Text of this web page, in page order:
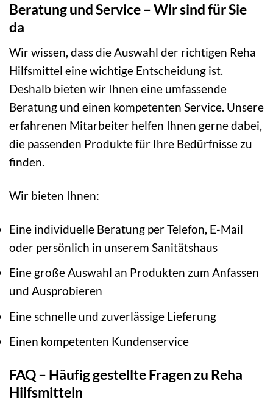
Beratung und Service – Wir sind für Sie
da
Wir wissen, dass die Auswahl der richtigen Reha
Hilfsmittel eine wichtige Entscheidung ist.
Deshalb bieten wir Ihnen eine umfassende
Beratung und einen kompetenten Service. Unsere
erfahrenen Mitarbeiter helfen Ihnen gerne dabei,
die passenden Produkte für Ihre Bedürfnisse zu
finden.
Wir bieten Ihnen:
Eine individuelle Beratung per Telefon, E-Mail
oder persönlich in unserem Sanitätshaus
Eine große Auswahl an Produkten zum Anfassen
und Ausprobieren
Eine schnelle und zuverlässige Lieferung
Einen kompetenten Kundenservice
FAQ – Häufig gestellte Fragen zu Reha
Hilfsmitteln